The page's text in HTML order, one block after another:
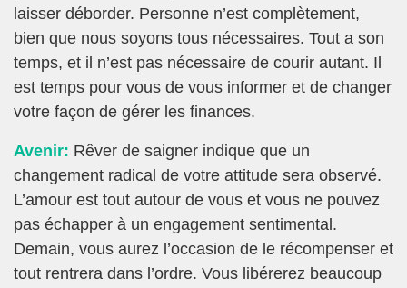
laisser déborder. Personne n’est complètement,
bien que nous soyons tous nécessaires. Tout a son
temps, et il n’est pas nécessaire de courir autant. Il
est temps pour vous de vous informer et de changer
votre façon de gérer les finances.
Avenir: Rêver de saigner indique que un
changement radical de votre attitude sera observé.
L’amour est tout autour de vous et vous ne pouvez
pas échapper à un engagement sentimental.
Demain, vous aurez l’occasion de le récompenser et
tout rentrera dans l’ordre. Vous libérerez beaucoup